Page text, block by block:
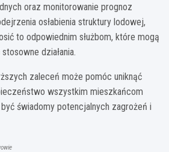
oraz monitorowanie prognoz
osłabienia struktury lodowej,
to odpowiednim służbom, które mogą
działania.
zaleceń może pomóc uniknąć
wszystkim mieszkańcom
świadomy potencjalnych zagrożeń i